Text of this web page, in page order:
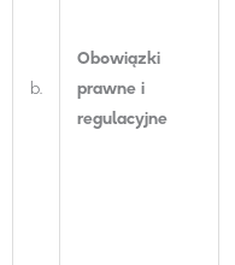
b.
Obowiązki
prawne i
regulacyjne